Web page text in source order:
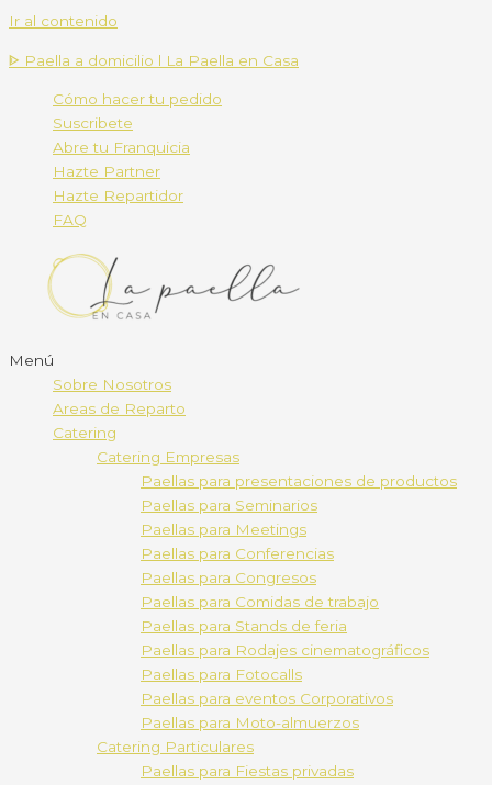
Ir al contenido
ᐈ Paella a domicilio l La Paella en Casa
Cómo hacer tu pedido
Suscribete
Abre tu Franquicia
Hazte Partner
Hazte Repartidor
FAQ
Menú
Sobre Nosotros
Areas de Reparto
Catering
Catering Empresas
Paellas para presentaciones de productos
Paellas para Seminarios
Paellas para Meetings
Paellas para Conferencias
Paellas para Congresos
Paellas para Comidas de trabajo
Paellas para Stands de feria
Paellas para Rodajes cinematográficos
Paellas para Fotocalls
Paellas para eventos Corporativos
Paellas para Moto-almuerzos
Catering Particulares
Paellas para Fiestas privadas